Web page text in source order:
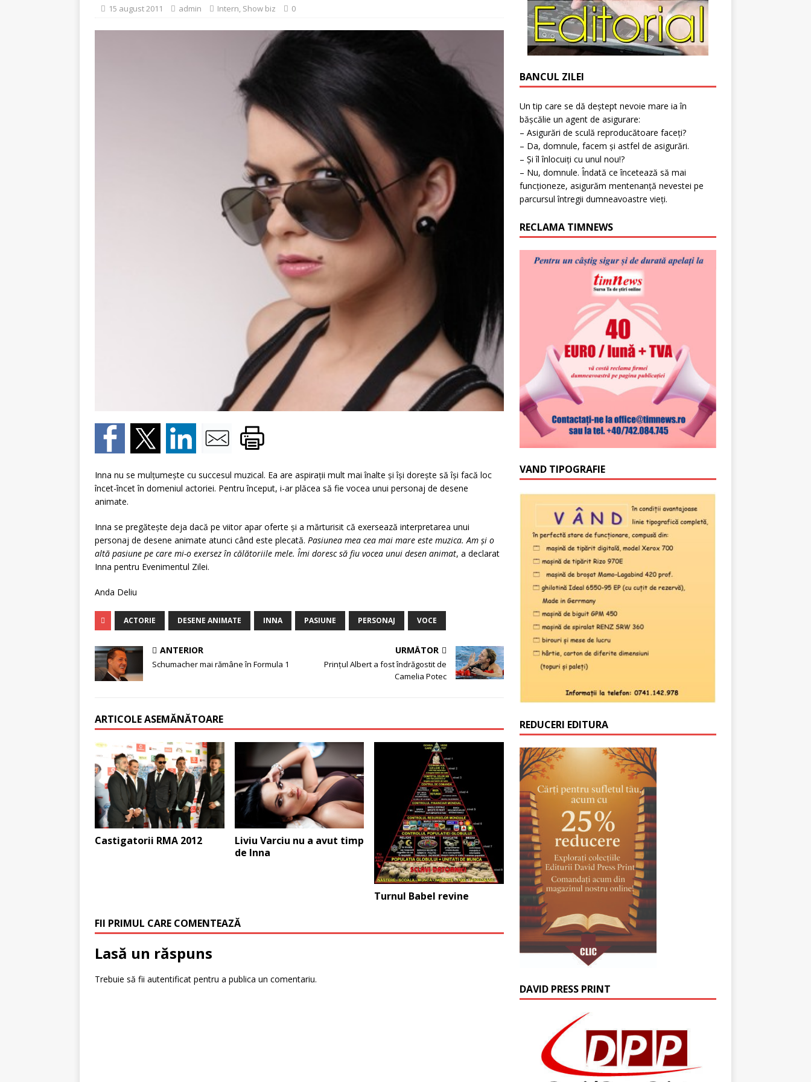
15 august 2011 admin Intern, Show biz 0
Inna nu se mulţumeşte cu succesul muzical. Ea are aspiraţii mult mai înalte şi îşi doreşte să îşi facă loc
încet-încet în domeniul actoriei. Pentru început, i-ar plăcea să fie vocea unui personaj de desene
animate.
Inna se pregăteşte deja dacă pe viitor apar oferte şi a mărturisit că exersează interpretarea unui
personaj de desene animate atunci când este plecată. Pasiunea mea cea mai mare este muzica. Am şi o
altă pasiune pe care mi-o exersez în călătoriile mele. Îmi doresc să fiu vocea unui desen animat, a declarat
Inna pentru Evenimentul Zilei.
Anda Deliu
ACTORIE DESENE ANIMATE INNA PASIUNE PERSONAJ VOCE
ANTERIOR
Schumacher mai rămâne în Formula 1
URMĂTOR
Prinţul Albert a fost îndrăgostit de
Camelia Potec
ARTICOLE ASEMĂNĂTOARE
Castigatorii RMA 2012
Liviu Varciu nu a avut timp
de Inna
Turnul Babel revine
FII PRIMUL CARE COMENTEAZĂ
Lasă un răspuns
Trebuie să fii autentificat pentru a publica un comentariu.
BANCUL ZILEI
Un tip care se dă deștept nevoie mare ia în
bășcălie un agent de asigurare:
– Asigurări de sculă reproducătoare faceți?
– Da, domnule, facem și astfel de asigurări.
– Și îl înlocuiți cu unul nou!?
– Nu, domnule. Îndată ce încetează să mai
funcționeze, asigurăm mentenanță nevestei pe
parcursul întregii dumneavoastre vieți.
RECLAMA TIMNEWS
VAND TIPOGRAFIE
REDUCERI EDITURA
DAVID PRESS PRINT